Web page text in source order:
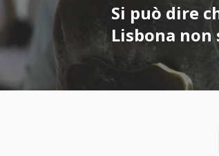
Si può dire
Lisbona non